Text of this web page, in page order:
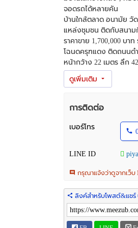
จอดรถได้หลายคัน
บ้านใกล้ตลาด อนามัย วั
แหล่งชุมชน ติดกับสนาม
ราคาขาย 1,700,000 บาท
โฉนดครุฑแดง ติดถนนดำ
หน้ากว้าง 22 เมตร ลึก
พิกัด บ้านแม่คะ ต.แม่คะ อ
ใกล้ โรงเรียนบ้านแม่คะ
ใกล้ ถนนหลัก 4 เลน
ใกล้ ที่ว่าการอำเภอไชยป
ใกล้ สนามบินเชียงใหม่
*** สนใจสอบถาม ***
โทร : 0945735168
WhatsApp :
รหัสประกาศ : 2407231
สนใจ ชมทรัพย์หลากหลา
Facebook
การติดต่อ
เบอร์โทร
LINE ID
กรุณาแจ้งว่าดูจากเว็
ลิงค์สำหรับโพสต์&แชร์